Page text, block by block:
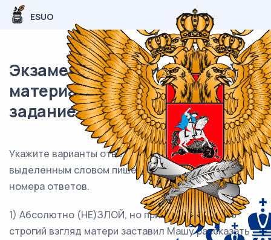
ESUO
Экзаменационный (типовой)
материал ЕГЭ / Русский / 13
задание (24) / 203
Укажите варианты ответов, в которых НЕ с
выделенным словом пишетсяСЛИТНО. Запишите
номера ответов.
1) Абсолютно (НЕ)ЗЛОЙ, но при этом довольно
строгий взгляд матери заставил Машу рассказать